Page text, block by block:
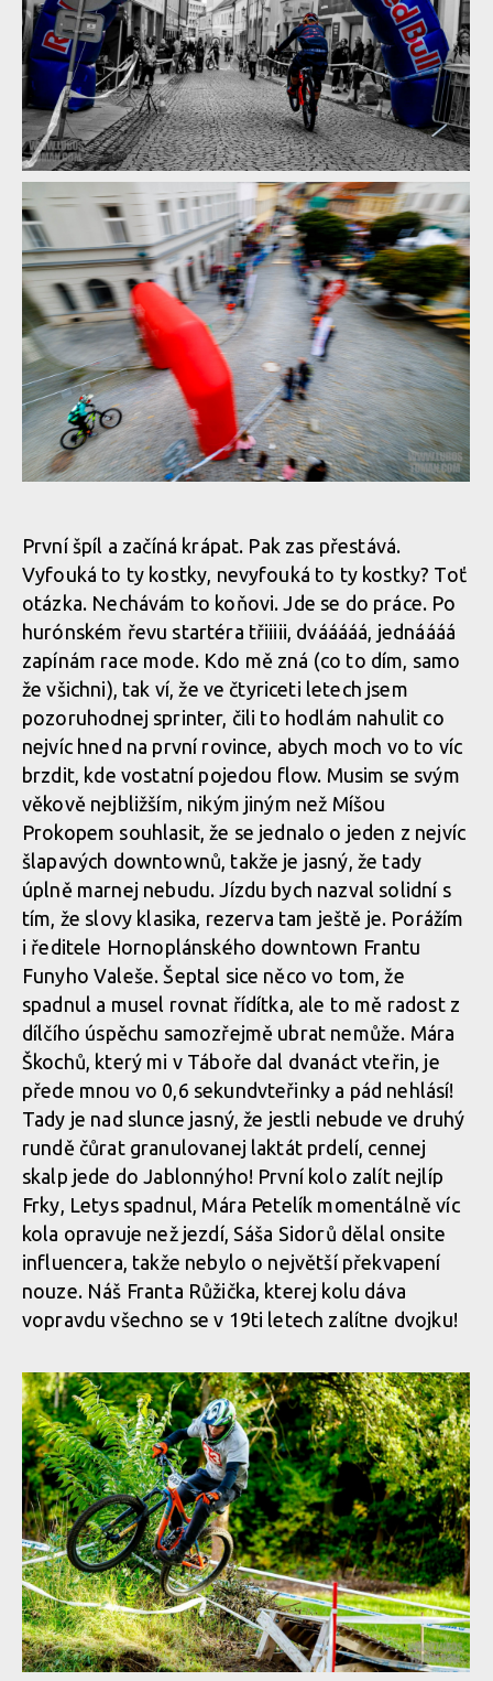
Report z Czech Downtown Series: Svatou horou nejrychleji
prolétl Leták
Report z Czech Downtown Series: Svatou horou nejrychleji
prolétl Leták
Report z Czech Downtown Series: Svatou horou nejrychleji
prolétl Leták
Report z Czech Downtown Series: Svatou horou nejrychleji
prolétl Leták
Report z Czech Downtown Series: Svatou horou nejrychleji
prolétl Leták
Report z Czech Downtown Series: Svatou horou nejrychleji
prolétl Leták
Report z Czech Downtown Series: Svatou horou nejrychleji
prolétl Leták
Report z Czech Downtown Series: Svatou horou nejrychleji
prolétl Leták
Report z Czech Downtown Series: Svatou horou nejrychleji
prolétl Leták
Report z Czech Downtown Series: Svatou horou nejrychleji
prolétl Leták
Report z Czech Downtown Series: Svatou horou nejrychleji
prolétl Leták
Report z Czech Downtown Series: Svatou horou nejrychleji
prolétl Leták
Report z Czech Downtown Series: Svatou horou nejrychleji
prolétl Leták
První špíl a začíná krápat. Pak zas přestává.
Vyfouká to ty kostky, nevyfouká to ty kostky? Toť
otázka. Nechávám to koňovi. Jde se do práce. Po
hurónském řevu startéra třiiiii, dvááááá, jednáááá
zapínám race mode. Kdo mě zná (co to dím, samo
že všichni), tak ví, že ve čtyriceti letech jsem
pozoruhodnej sprinter, čili to hodlám nahulit co
nejvíc hned na první rovince, abych moch vo to víc
brzdit, kde vostatní pojedou flow. Musim se svým
věkově nejbližším, nikým jiným než Míšou
Prokopem souhlasit, že se jednalo o jeden z nejvíc
šlapavých downtownů, takže je jasný, že tady
úplně marnej nebudu. Jízdu bych nazval solidní s
tím, že slovy klasika, rezerva tam ještě je. Porážím
i ředitele Hornoplánského downtown Frantu
Funyho Valeše. Šeptal sice něco vo tom, že
spadnul a musel rovnat řídítka, ale to mě radost z
dílčího úspěchu samozřejmě ubrat nemůže. Mára
Škochů, který mi v Táboře dal dvanáct vteřin, je
přede mnou vo 0,6 sekundvteřinky a pád nehlásí!
Tady je nad slunce jasný, že jestli nebude ve druhý
rundě čůrat granulovanej laktát prdelí, cennej
skalp jede do Jablonnýho! První kolo zalít nejlíp
Frky, Letys spadnul, Mára Petelík momentálně víc
kola opravuje než jezdí, Sáša Sidorů dělal onsite
influencera, takže nebylo o největší překvapení
nouze. Náš Franta Růžička, kterej kolu dáva
vopravdu všechno se v 19ti letech zalítne dvojku!